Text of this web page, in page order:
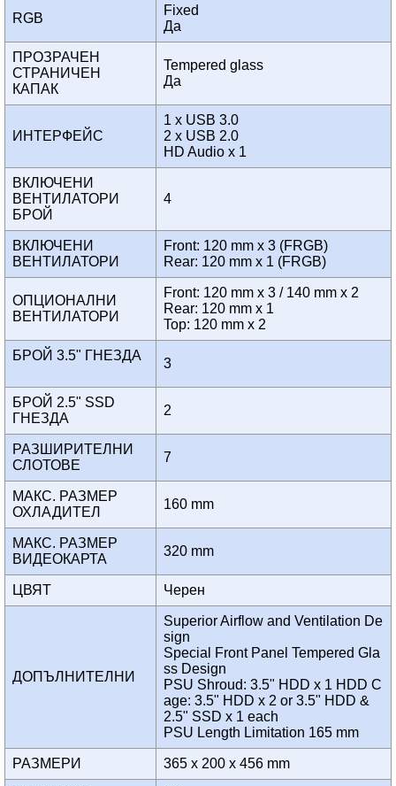
RGB
Fixed
Да
ПРОЗРАЧЕН
СТРАНИЧЕН
КАПАК
Tempered glass
Да
ИНТЕРФЕЙС
1 x USB 3.0
2 x USB 2.0
HD Audio x 1
ВКЛЮЧЕНИ
ВЕНТИЛАТОРИ
БРОЙ
4
ВКЛЮЧЕНИ
ВЕНТИЛАТОРИ
Front: 120 mm x 3 (FRGB)
Rear: 120 mm x 1 (FRGB)
ОПЦИОНАЛНИ
ВЕНТИЛАТОРИ
Front: 120 mm x 3 / 140 mm x 2
Rear: 120 mm x 1
Top: 120 mm x 2
БРОЙ 3.5" ГНЕЗДА
3
БРОЙ 2.5" SSD
ГНЕЗДА
2
РАЗШИРИТЕЛНИ
СЛОТОВЕ
7
МАКС. РАЗМЕР
ОХЛАДИТЕЛ
160 mm
МАКС. РАЗМЕР
ВИДЕОКАРТА
320 mm
ЦВЯТ Черен
ДОПЪЛНИТЕЛНИ
Superior Airflow and Ventilation De
sign
Special Front Panel Tempered Gla
ss Design
PSU Shroud: 3.5" HDD x 1 HDD C
age: 3.5" HDD x 2 or 3.5" HDD &
2.5" SSD x 1 each
PSU Length Limitation 165 mm
РАЗМЕРИ 365 x 200 x 456 mm